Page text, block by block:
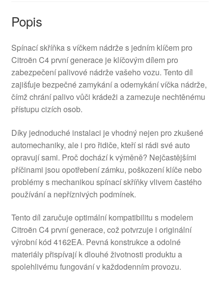
Popis
Spínací skříňka s víčkem nádrže s jedním klíčem pro
Citroën C4 první generace je klíčovým dílem pro
zabezpečení palivové nádrže vašeho vozu. Tento díl
zajišťuje bezpečné zamykání a odemykání víčka nádrže,
čímž chrání palivo vůči krádeži a zamezuje nechtěnému
přístupu cizích osob.
Díky jednoduché instalaci je vhodný nejen pro zkušené
automechaniky, ale i pro řidiče, kteří si rádi své auto
opravují sami. Proč dochází k výměně? Nejčastějšími
příčinami jsou opotřebení zámku, poškození klíče nebo
problémy s mechanikou spínací skříňky vlivem častého
používání a nepříznivých podmínek.
Tento díl zaručuje optimální kompatibilitu s modelem
Citroën C4 první generace, což potvrzuje i originální
výrobní kód 4162EA. Pevná konstrukce a odolné
materiály přispívají k dlouhé životnosti produktu a
spolehlivému fungování v každodenním provozu.